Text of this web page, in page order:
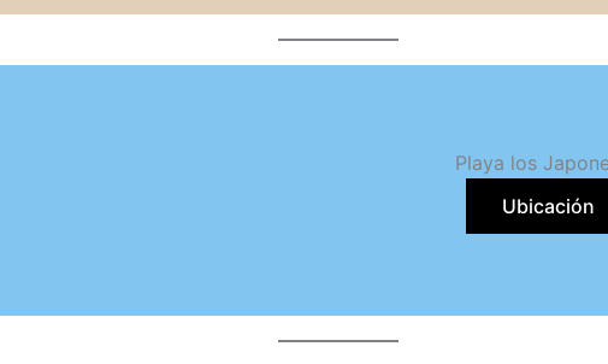
Playa los
Ubicación